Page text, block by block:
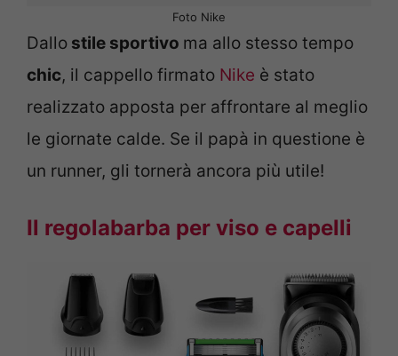
Foto Nike
Dallo stile sportivo ma allo stesso tempo
chic, il cappello firmato Nike è stato
realizzato apposta per affrontare al meglio
le giornate calde. Se il papà in questione è
un runner, gli tornerà ancora più utile!
Il regolabarba per viso e capelli